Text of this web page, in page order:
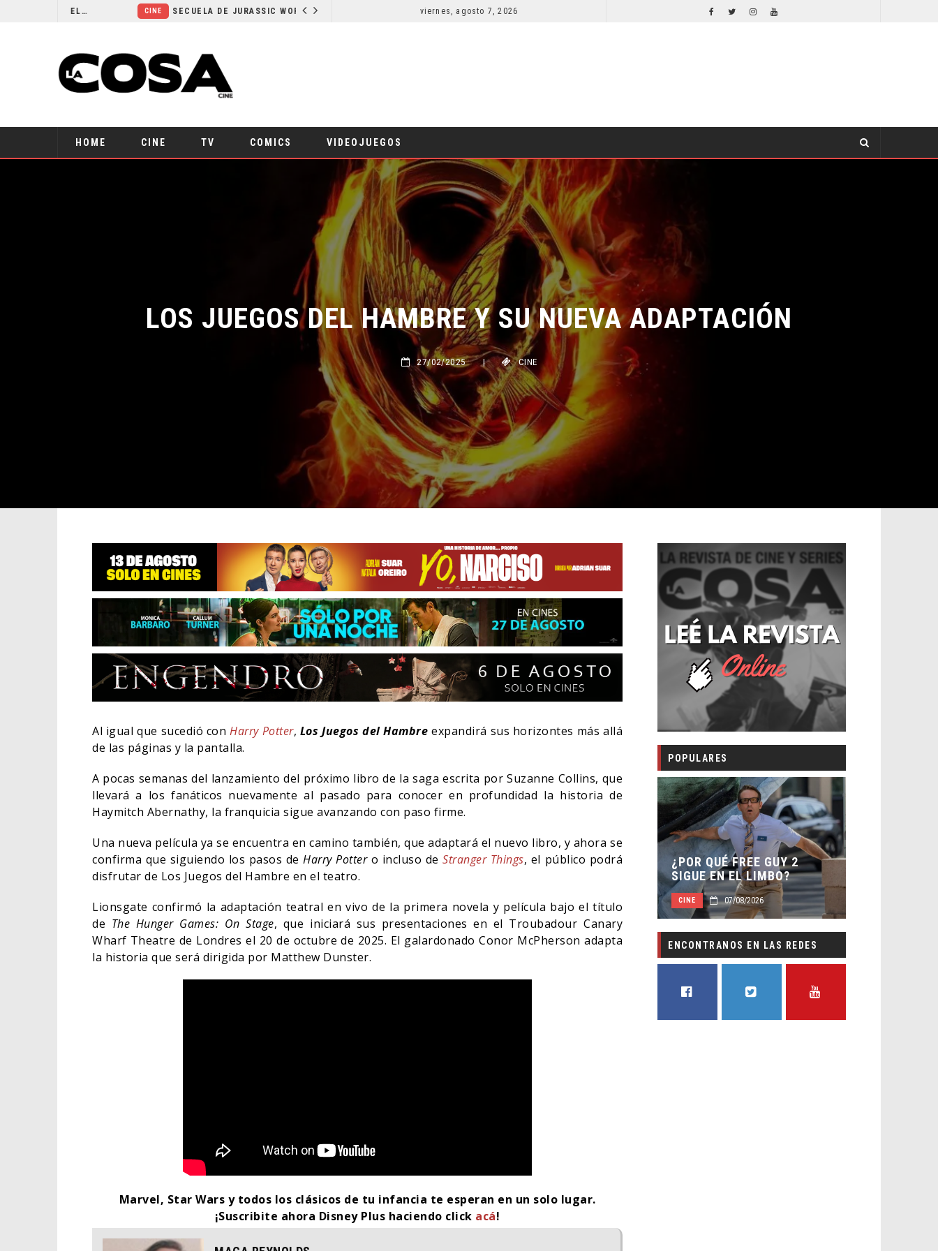
SECUELA DE JURASSIC WORLD REBIRTH PIERDE DIRECTOR viernes, agosto 7, 2026
HOME CINE TV COMICS VIDEOJUEGOS
LOS JUEGOS DEL HAMBRE Y SU NUEVA ADAPTACIÓN
27/02/2025 | CINE
Al igual que sucedió conHarry Potter, Los Juegos del Hambre expandirá sus horizontes más allá
de las páginas y la pantalla.
A pocas semanas del lanzamiento del próximo libro de la saga escrita por Suzanne Collins, que
llevará a los fanáticos nuevamente al pasado para conocer en profundidad la historia de
Haymitch Abernathy, la franquicia sigue avanzando con paso firme.
Una nueva película ya se encuentra en camino también, que adaptará el nuevo libro, y ahora se
confirma que siguiendo los pasos deHarry Pottero incluso deStranger Things, el público podrá
disfrutar de Los Juegos del Hambre en el teatro.
Lionsgate confirmó la adaptación teatral en vivo de la primera novela y película bajo el título
de The Hunger Games: On Stage, que iniciará sus presentaciones en el Troubadour Canary
Wharf Theatre de Londres el 20 de octubre de 2025. El galardonado Conor McPherson adapta
la historia que será dirigida por Matthew Dunster.
Marvel, Star Wars y todos los clásicos de tu infancia te esperan en un solo lugar.
¡Suscribite ahora Disney Plus haciendo click acá!
POPULARES
EL LIVE-ACTION DE ZELDA
ELIGE A SU VILLANO
LA NOCHE DEL DEMONIO:
ESTÁN ENTRE NOSOTROS –
¿POR QUÉ FREE GUY 2
SIGUE EN EL LIMBO?
CINE 07/08/2026
ENCONTRANOS EN LAS REDES